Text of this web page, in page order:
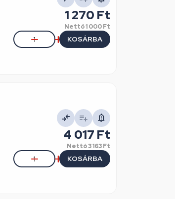
1 270 Ft
Nettó1 000 Ft
KOSÁRBA
4 017 Ft
Nettó3 163 Ft
KOSÁRBA